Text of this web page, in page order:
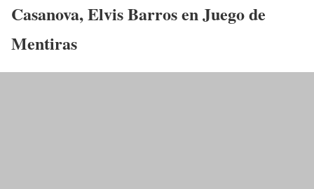
Casanova,Elvis BarrosenJuego de
Mentiras